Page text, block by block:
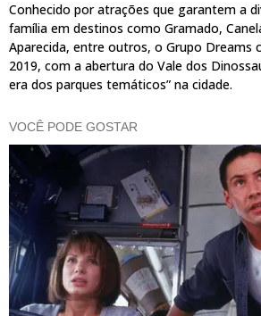
Conhecido por atrações que garantem a
família em destinos como Gramado,
Aparecida, entre outros, o Grupo Dreams
2019, com a abertura do Vale dos
era dos parques temáticos” na cidade.